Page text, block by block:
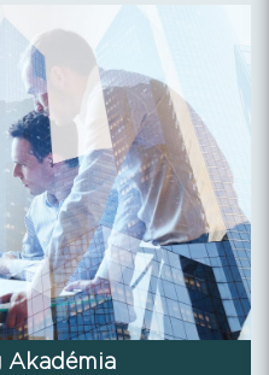
Akadémia